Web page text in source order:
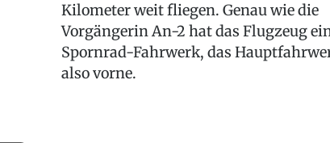
Kilometer weit fliegen. Genau wie die
Vorgängerin An-2 hat das Flugzeug
Spornrad-Fahrwerk, das
also vorne.